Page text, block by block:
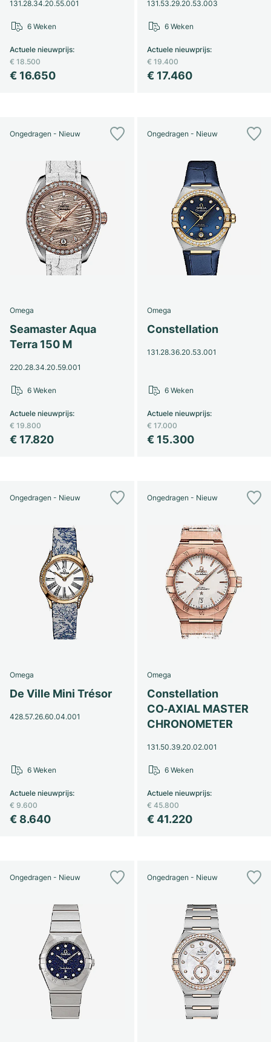
131.28.34.20.55.001
€ 16.650
Actuele nieuwprijs:
€ 18.500
6 Weken
131.53.29.20.53.003
€ 17.460
Actuele nieuwprijs:
€ 19.400
6 Weken
Ongedragen - Nieuw
Omega
Seamaster Aqua
Terra 150 M
220.28.34.20.59.001
€ 17.820
Actuele nieuwprijs:
€ 19.800
6 Weken
Ongedragen - Nieuw
Omega
Constellation
131.28.36.20.53.001
€ 15.300
Actuele nieuwprijs:
€ 17.000
6 Weken
Ongedragen - Nieuw
Omega
De Ville Mini Trésor
428.57.26.60.04.001
€ 8.640
Actuele nieuwprijs:
€ 9.600
6 Weken
Ongedragen - Nieuw
Omega
Constellation
CO‑AXIAL MASTER
CHRONOMETER
131.50.39.20.02.001
€ 41.220
Actuele nieuwprijs:
€ 45.800
6 Weken
Ongedragen - Nieuw Ongedragen - Nieuw